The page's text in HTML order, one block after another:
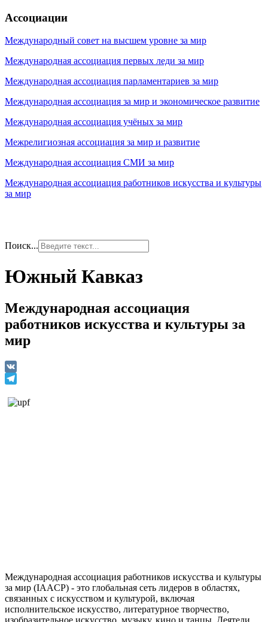
Ассоциации
Международный совет на высшем уровне за мир
Международная ассоциация первых леди за мир
Международная ассоциация парламентариев за мир
Международная ассоциация за мир и экономическое развитие
Международная ассоциация учёных за мир
Межрелигиозная ассоциация за мир и развитие
Международная ассоциация СМИ за мир
Международная ассоциация работников искусства и культуры
за мир
Поиск...
Южный Кавказ
Международная ассоциация
работников искусства и культуры за
мир
VK
Международная ассоциация работников искусства и культуры
за мир (IAACP) - это глобальная сеть лидеров в областях,
связанных с искусством и культурой, включая
исполнительское искусство, литературное творчество,